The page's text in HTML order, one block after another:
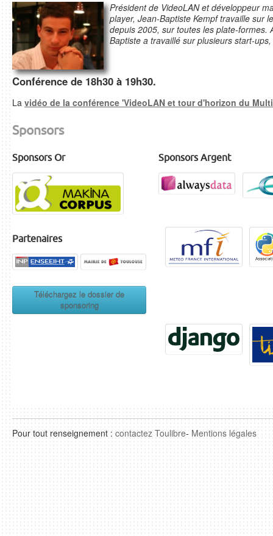
Président de VideoLAN et développeur
player, Jean-Baptiste Kempf travaille sur
depuis 2005, sur toutes les plate-formes.
Baptiste a travaillé sur plusieurs start-
Conférence de 18h30 à 19h30.
La vidéo de la conférence 'VideoLAN et tour d'horizon du
Sponsors
Sponsors Or
Partenaires
Téléchargez le dossier de
sponsoring
Sponsors Argent
Pour tout renseignement : contactez Toulibre- Mentions légales